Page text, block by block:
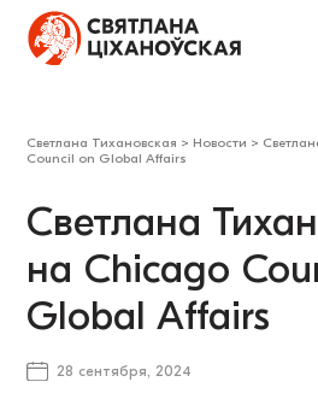
Светлана Тихановская > Новости >
Council on Global Affairs
Светлана
на Chicago
Global Affairs
28 сентября, 2024